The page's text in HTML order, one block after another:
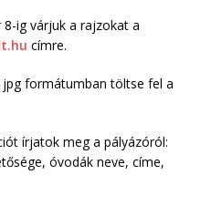
ig várjuk a rajzokat a
címre.
formátumban töltse fel a
írjatok meg a pályázóról:
óvodák neve, címe,